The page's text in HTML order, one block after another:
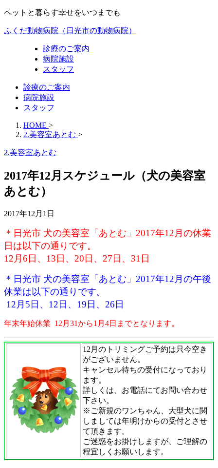
ペットと暮らす幸せをいつまでも
ふくだ動物病院（日光市の動物病院）
診療のご案内
病院施設
スタッフ
診療のご案内
病院施設
スタッフ
HOME >
2.美容室あとむ >
2.美容室あとむ
2017年12月スケジュール（犬の美容室
あとむ）
2017年12月1日
＊日光市 犬の美容室「あとむ」2017年12月の休業
日は以下の通りです。
12月6日、13日、20日、27日、31日
＊日光市 犬の美容室「あとむ」2017年12月の午後
休業は以下の通りです。
12月5日、12日、19日、26日
年末年始休業 12月31から1月4日までとなります。
12月のトリミングご予約は只今空き
がございません。
キャンセル待ちの受付になっており
ます。
詳しくは、お電話にてお問い合わせ
下さい。
※ご新規のワンちゃん、大型犬に関
しましては年明けからの受付とさせ
て頂きます。
ご迷惑をお掛けしますが、ご理解の
程宜しくお願いします。